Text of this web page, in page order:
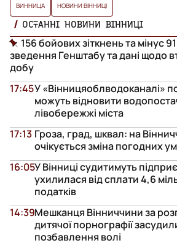
ВИННИЦА НОВИНИ ВІННИЦІ
ОСТАННІ НОВИНИ ВІННИЦІ
156 бойових зіткнень та мінус
зведення Генштабу та дані щодо
добу
У «Вінницяоблводоканалі»
можуть відновити
лівобережжі міста
17:45
Гроза, град, шквал: на
очікується зміна погодних
17:13
У Вінниці судитимуть
ухилилася від сплати 4,6
податків
16:05
Мешканця Вінниччини за
дитячої порнографії
позбавлення волі
14:39